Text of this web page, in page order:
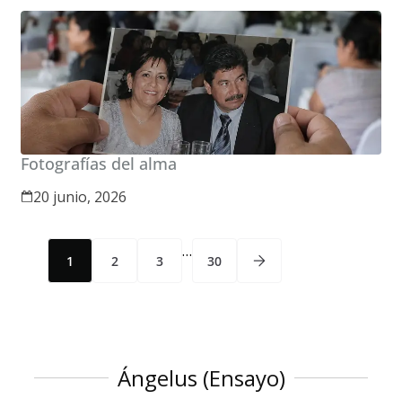
Fotografías del alma
20 junio, 2026
1 2 3 … 30
Ángelus (Ensayo)